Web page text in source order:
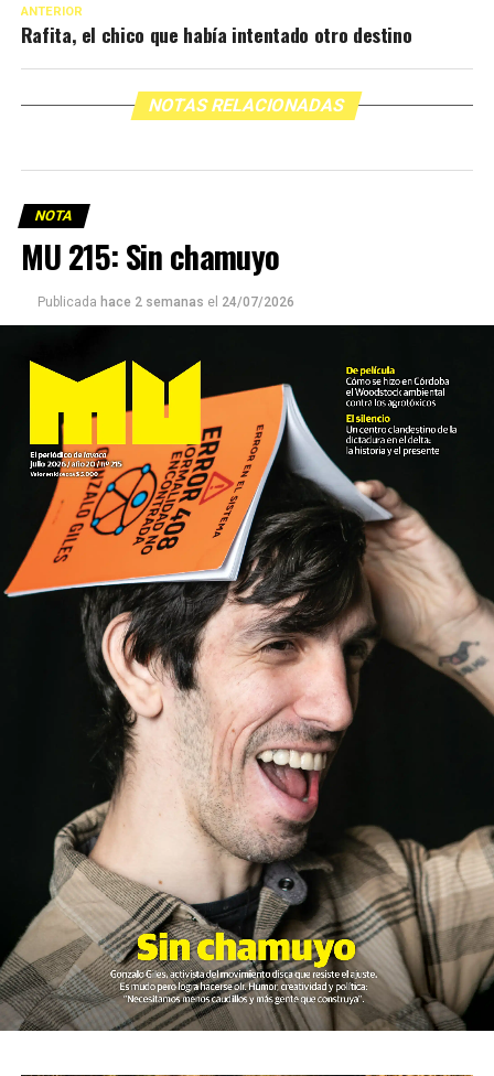
ANTERIOR
Rafita, el chico que había intentado otro destino
NOTAS RELACIONADAS
NOTA
MU 215: Sin chamuyo
Publicada hace 2 semanas el 24/07/2026